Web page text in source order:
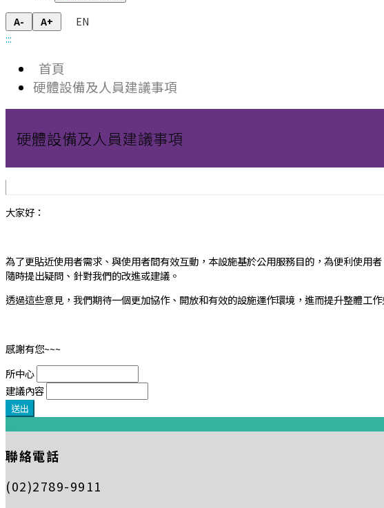
A- A+
EN
:::
首頁
硬體設備及人員建議事項
硬體設備及人員建議事項
大家好：
為了更貼近使用者需求、與使用者間有效互動，本設施基於公用服務目的，為便利使用
隨時提出疑問、針對我們的改進或建議。
透過這些意見，我們期待一個更加協作、開放和有效的設施運作環境，進而提升整體工
感謝有您~~~
所中心
建議內容
聯絡電話
(02)2789-9911